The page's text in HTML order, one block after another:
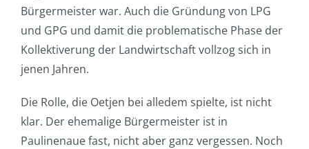
Bürgermeister war. Auch die Gründung von LPG
und GPG und damit die problematische Phase der
Kollektiverung der Landwirtschaft vollzog sich in
jenen Jahren.
Die Rolle, die Oetjen bei alledem spielte, ist nicht
klar. Der ehemalige Bürgermeister ist in
Paulinenaue fast, nicht aber ganz vergessen. Noch